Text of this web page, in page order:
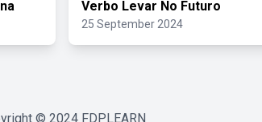
Verbo Levar No Futuro
25 September 2024
© 2024 FDPLEARN